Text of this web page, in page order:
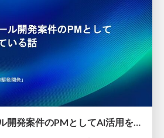
ウォーターフォール開発案件のPMとしてAI活用を模索している話